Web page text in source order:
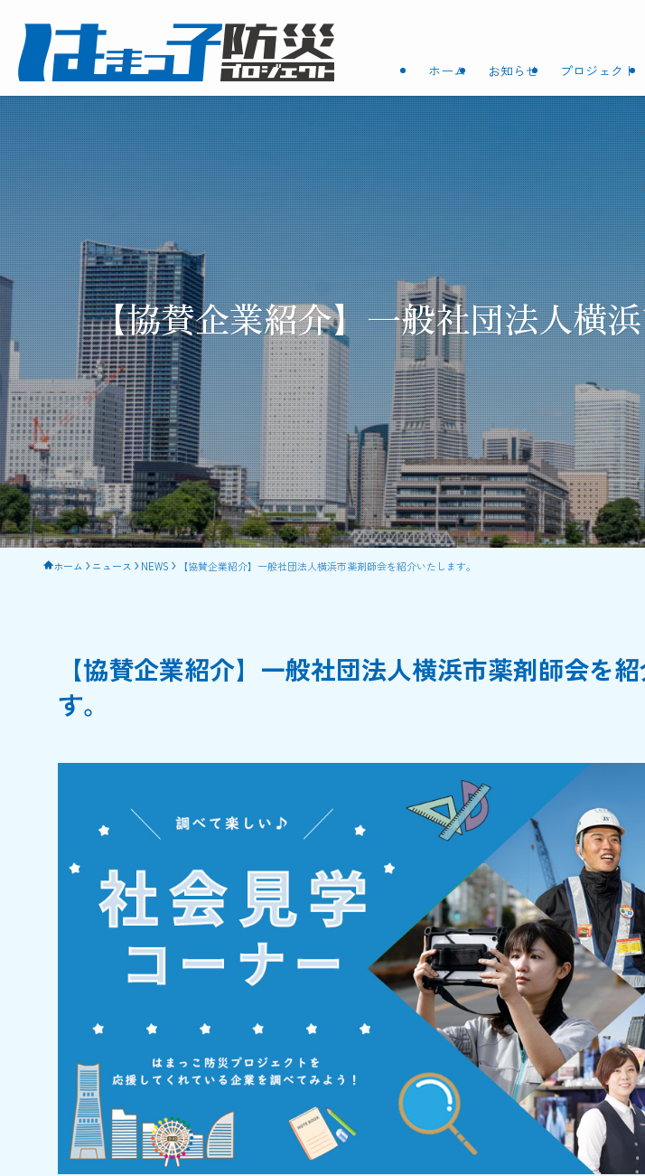
ホーム お知らせ プロジェクト
【協賛企業紹介】一般社団法人横
ホーム ニュース NEWS 【協賛企業紹介】一般社団法人横浜市薬剤師会を紹介いたします。
【協賛企業紹介】一般社団法人横浜市薬剤師会を
す。